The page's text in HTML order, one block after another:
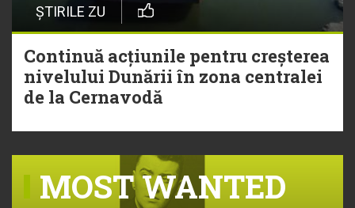
ȘTIRILE ZU
Continuă acțiunile pentru creșterea
nivelului Dunării în zona centralei
de la Cernavodă
MOST WANTED